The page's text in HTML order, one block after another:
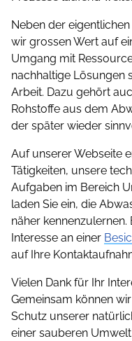
Neben der
wir grossen Wert auf
Umgang mit
nachhaltige Lösungen
Arbeit. Dazu gehört
Rohstoffe aus dem
der später wieder
Auf unserer Webseite
Tätigkeiten, unsere
Aufgaben im Bereich
laden Sie ein, die
näher kennenzulernen.
Interesse an einer
auf Ihre
Vielen Dank für Ihr
Gemeinsam können
Schutz unserer
einer sauberen Umwelt